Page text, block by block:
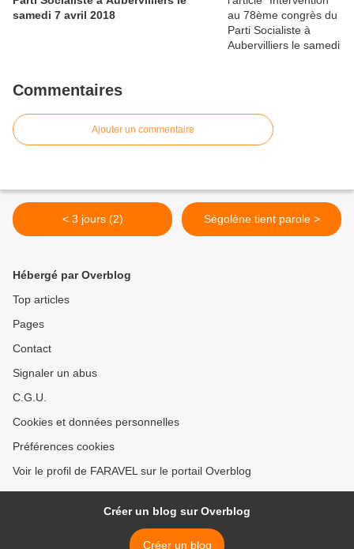
samedi 7 avril 2018
Commentaires
Ajouter un commentaire
< 3 jours (2) Ségolène tient parole >
Hébergé par Overblog
Top articles
Pages
Contact
Signaler un abus
C.G.U.
Cookies et données personnelles
Préférences cookies
Voir le profil de FARAVEL sur le portail Overblog
Créer un blog sur Overblog
Créer un blog